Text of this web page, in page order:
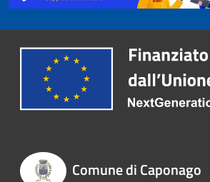
Comune di Caponago